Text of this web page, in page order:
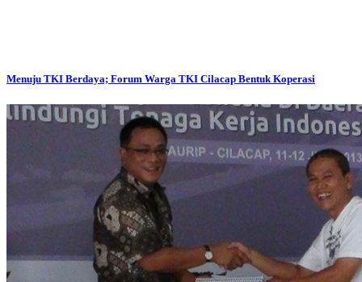
Menuju TKI Berdaya; Forum Warga TKI Cilacap Bentuk Koperasi